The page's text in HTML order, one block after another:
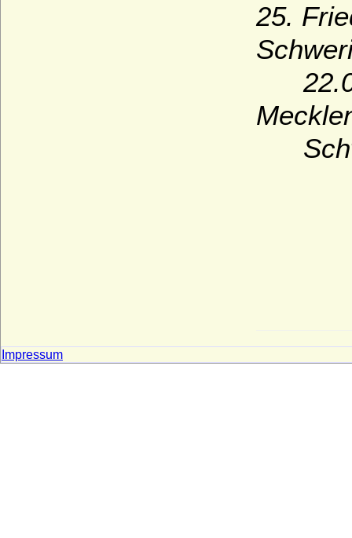
25.
Impressum